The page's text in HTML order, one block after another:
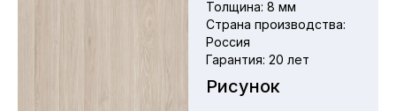
Толщина:8 мм
Страна производства:
Россия
Гарантия:20 лет
Рисунок